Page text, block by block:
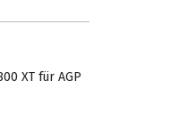
XT für AGP